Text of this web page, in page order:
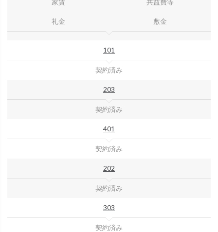
家賃 共益費等
礼金 敷金
101
契約済み
203
契約済み
401
契約済み
202
契約済み
303
契約済み